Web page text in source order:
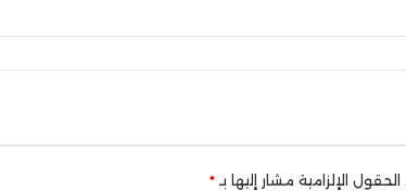
الحقول الإلزامية مشار إليها بـ *